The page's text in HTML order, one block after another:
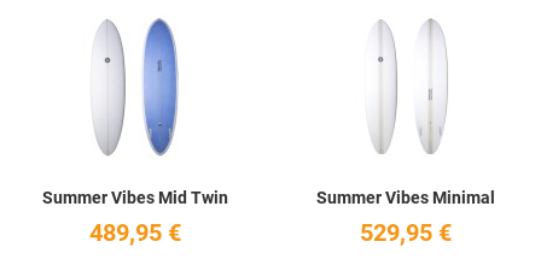
Add to Wishlist
Summer Vibes Mid Twin
489,95 €
Summer Vibes Minimal
529,95 €